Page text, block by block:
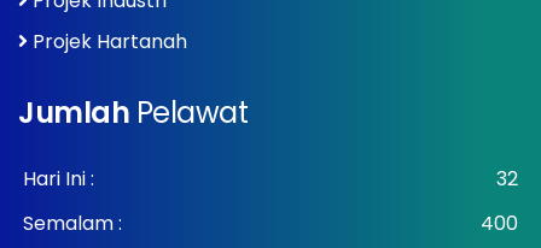
Projek Hartanah
Jumlah Pelawat
Hari Ini :
32
Semalam :
400